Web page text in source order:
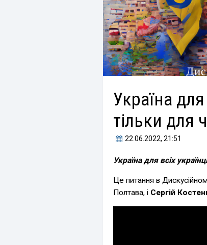
Україна для
тільки для
22.06.2022, 21:51
Україна для всіх
Це питання в
Полтава, і Сергій